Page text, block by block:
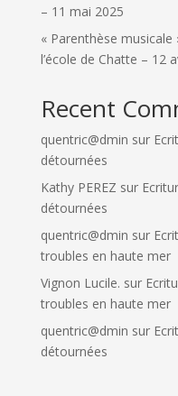
– 11 mai 2025
« Parenthèse
l’école de Chatte – 12
Recent
quentric@dmin sur
détournées
Kathy PEREZ sur
détournées
quentric@dmin sur
troubles en haute mer
Vignon Lucile. sur
troubles en haute mer
quentric@dmin sur
détournées